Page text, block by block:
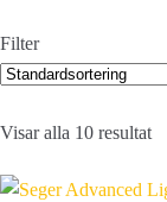
Filter
Visar alla 10 resultat